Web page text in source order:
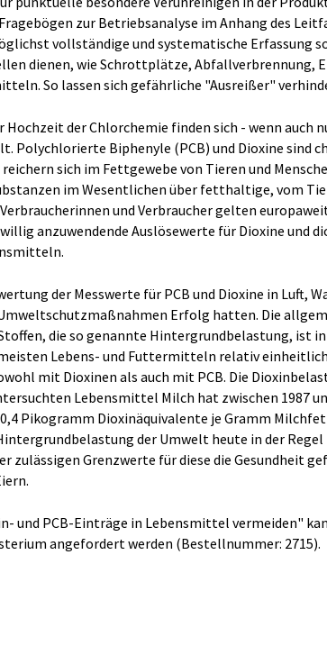
zur Betriebsanalyse im Anhang des
vollständige und systematische Erfassung
dienen, wie Schrottplätze, Abfallverbrennung,
So lassen sich gefährliche "Ausreißer"
Hochzeit der Chlorchemie finden sich - wenn auch
Polychlorierte Biphenyle (PCB) und Dioxine sind
sich im Fettgewebe von Tieren und
im Wesentlichen über fetthaltige, vom
und Verbraucher gelten
anzuwendende Auslösewerte für Dioxine und
der Messwerte für PCB und Dioxine in Luft,
Erfolg hatten. Die
die so genannte Hintergrundbelastung, ist
Lebens- und Futtermitteln relativ
mit Dioxinen als auch mit PCB. Die
Lebensmittel Milch hat zwischen 1987
Pikogramm Dioxinäquivalente je Gramm
der Umwelt heute in der Regel
zulässigen Grenzwerte für diese die Gesundheit
und PCB-Einträge in Lebensmittel vermeiden"
angefordert werden (Bestellnummer: 2715).